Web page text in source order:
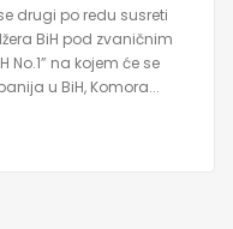
drugi po redu susreti
BiH pod zvaničnim
No.1” na kojem će se
u BiH, Komora...